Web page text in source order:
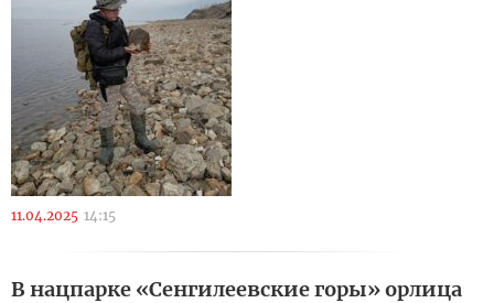
11.04.2025 14:15
В нацпарке «Сенгилеевские горы» орлица